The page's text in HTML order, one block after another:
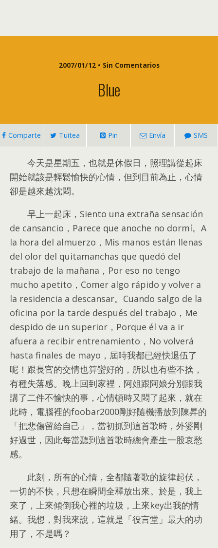
2007/01/12 • Sin Comentarios
Blue
Comparte Tuitea Pin Envía SMS
今天是星期五 ， 也就是休假日 ， 照理講從起床
開始就該是輕鬆愉快的心情 ， 但到目前為止 ，心情
卻是越來越沈悶。
早上一起床 ，Siento una extraña sensación
de cansancio，Parece que anoche no dormí。A
la hora del almuerzo，Mis manos están llenas
del olor del quitamanchas que quedó del
trabajo de la mañana，Por eso no tengo
mucho apetito，Comer algo rápido y volver a
la residencia a descansar。Cuando salgo de la
oficina por la tarde después del trabajo，Me
despido de un superior，Porque él va a ir
afuera a recibir entrenamiento，No volverá
hasta finales de mayo， 屆時我都已經快退伍了
呢！跟長官的交情也算蠻好的 ， 所以也有些不捨 ，
有種失落感。 晚上回到家裡 ， 阿姐跟阿娘分別跟我
講了二件不愉快的事 ，心情頓時又悶了起來 ， 就在
此時 ， 電腦裡的foobar2000剛好隨機播放到陳昇的
「把悲傷留給自己」
， 當初抓到這首歌時 ， 外婆剛
好過世 ， 因此每當聽到這首歌時總會產生一股哀愁
感。
此刻 ， 所有的心情 ， 全都隨著歌的旋律起伏 ，
一切的不快 ， 只想在瞬間全釋放出來。 於是 ， 我上
來了 ， 上來傾倒我心裡的垃圾 ， 上來key出我的情
緒。 我想 ， 對我來說 ， 這就是「役言堂」最大的功
用了 ， 不是嗎？